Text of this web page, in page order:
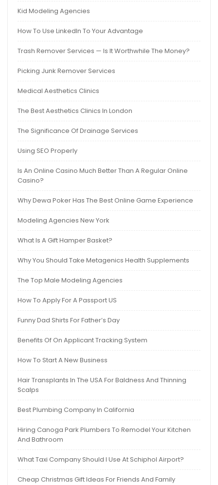
Kid Modeling Agencies
How To Use LinkedIn To Your Advantage
Trash Remover Services — Is It Worthwhile The Money?
Picking Junk Remover Services
Medical Aesthetics Clinics
The Best Aesthetics Clinics In London
The Significance Of Drainage Services
Using SEO Properly
Is An Online Casino Much Better Than A Regular Online
Casino?
Why Dewa Poker Has The Best Online Game Experience
Modeling Agencies New York
What Is A Gift Hamper Basket?
Why You Should Take Metagenics Health Supplements
The Top Male Modeling Agencies
How To Apply For A Passport US
Funny Dad Shirts For Father’s Day
Benefits Of On Applicant Tracking System
How To Start A New Business
Hair Transplants In The USA For Baldness And Thinning
Scalps
Best Plumbing Company In California
Hiring Canoga Park Plumbers To Remodel Your Kitchen
And Bathroom
What Taxi Company Should I Use At Schiphol Airport?
Cheap Christmas Gift Ideas For Friends And Family